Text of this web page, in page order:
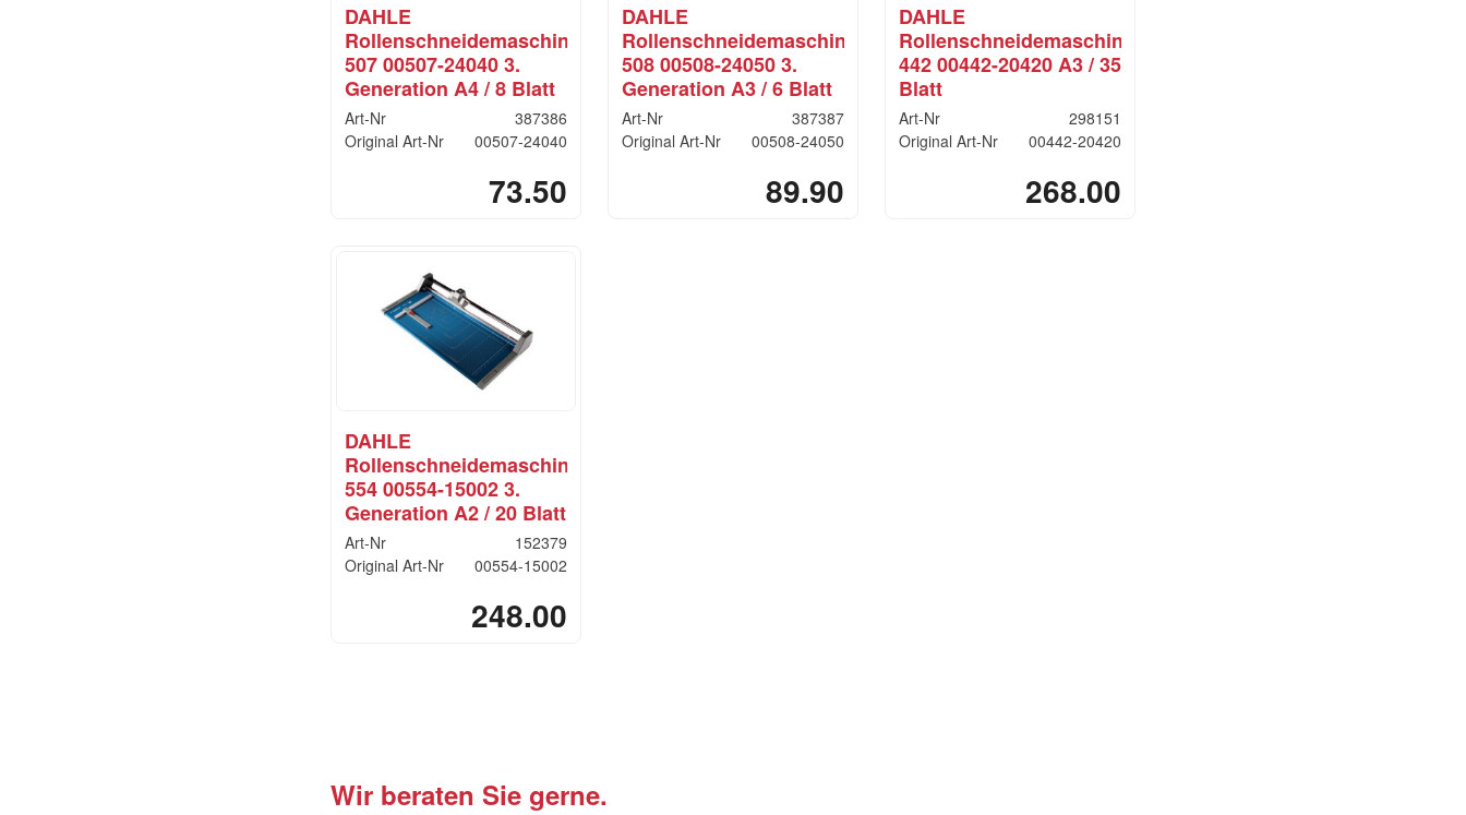
DAHLE
Rollenschneidemaschine
507 00507-24040 3.
Generation A4 / 8 Blatt
Art-Nr
387386
Original Art-Nr
00507-24040
73.50
DAHLE
Rollenschneidemaschine
508 00508-24050 3.
Generation A3 / 6 Blatt
Art-Nr
387387
Original Art-Nr
00508-24050
89.90
DAHLE
Rollenschneidemaschine
442 00442-20420 A3 / 35
Blatt
Art-Nr
298151
Original Art-Nr
00442-20420
268.00
DAHLE
Rollenschneidemaschine
554 00554-15002 3.
Generation A2 / 20 Blatt
Art-Nr
152379
Original Art-Nr
00554-15002
248.00
Wir beraten Sie gerne.